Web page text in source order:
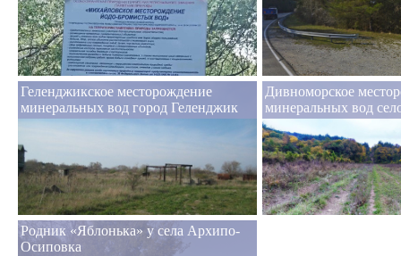
Геленджикское месторождение
минеральных вод город Геленджик
Дивноморское
минеральных вод
Родник «Яблонька» у села Архипо-
Осиповка